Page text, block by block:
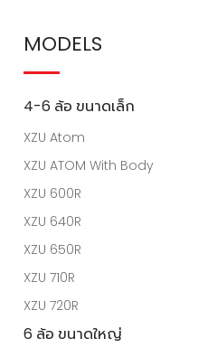
MODELS
4-6 ล้อ ขนาดเล็ก
XZU Atom
XZU ATOM With Body
XZU 600R
XZU 640R
XZU 650R
XZU 710R
XZU 720R
6 ล้อ ขนาดใหญ่